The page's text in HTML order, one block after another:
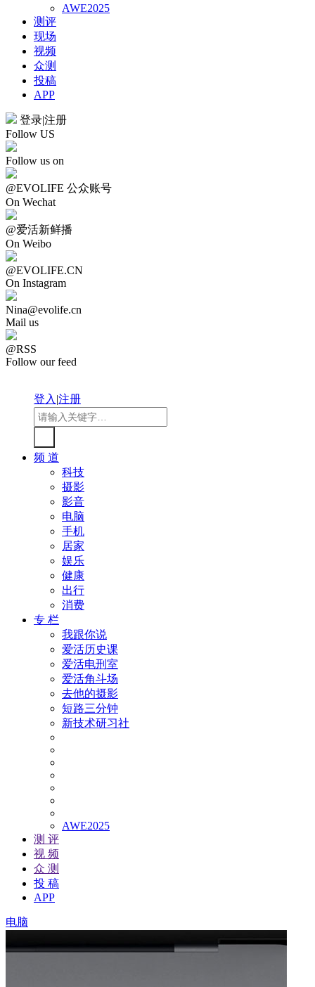
AWE2025
测评
现场
视频
众测
投稿
APP
登录|注册
Follow US
Follow us on
@EVOLIFE 公众账号
On Wechat
@爱活新鲜播
On Weibo
@EVOLIFE.CN
On Instagram
Nina@evolife.cn
Mail us
@RSS
Follow our feed
登入|注册
频 道
科技
摄影
影音
电脑
手机
居家
娱乐
健康
出行
消费
专 栏
我跟你说
爱活历史课
爱活电刑室
爱活角斗场
去他的摄影
短路三分钟
新技术研习社
AWE2025
测 评
视 频
众 测
投 稿
APP
电脑